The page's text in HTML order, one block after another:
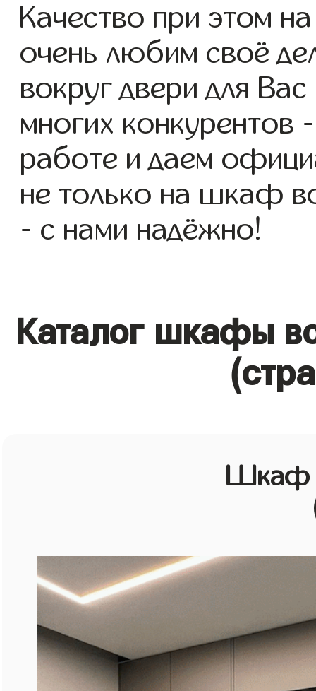
Качество при этом
очень любим своё
вокруг двери для
многих конкурентов
работе и даем
не только на шкаф
- с нами надёжно!
Каталог шкафы
Шкаф